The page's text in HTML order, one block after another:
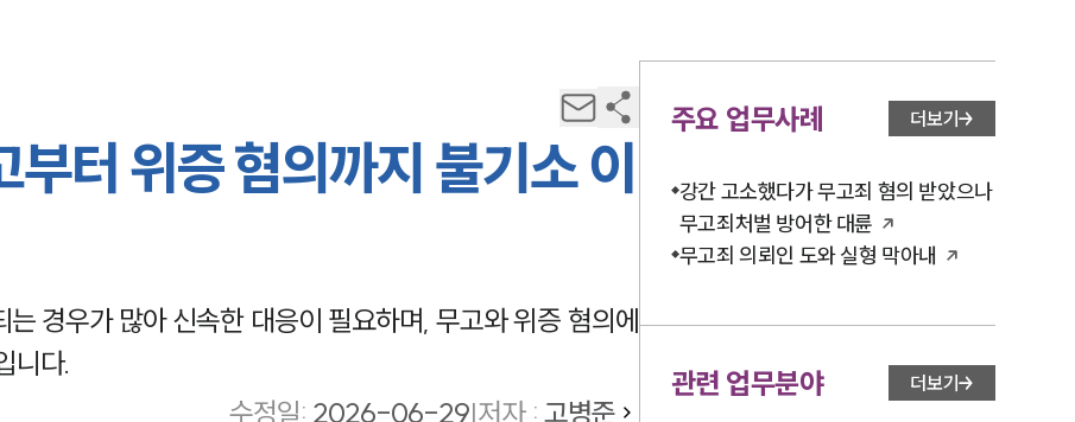
터 위증 혐의까지 불기소 이
경우가 많아 신속한 대응이 필요하며, 무고와 위증 혐의에
니다.
수정일: 2026-06-29|저자 : 고병준
주요 업무사례 더보기
강간 고소했다가 무고죄 혐의 받았으나
무고죄처벌 방어한 대륜
무고죄 의뢰인 도와 실형 막아내
관련 업무분야 더보기